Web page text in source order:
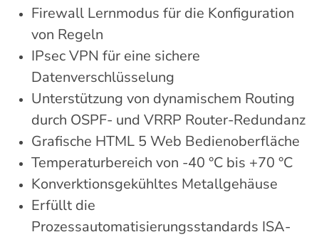
Firewall Lernmodus für die Konfiguration
von Regeln
IPsec VPN für eine sichere
Datenverschlüsselung
Unterstützung von dynamischem Routing
durch OSPF- und VRRP Router-Redundanz
Grafische HTML 5 Web Bedienoberfläche
Temperaturbereich von -40 °C bis +70 °C
Konverktionsgekühltes Metallgehäuse
Erfüllt die
Prozessautomatisierungsstandards ISA-